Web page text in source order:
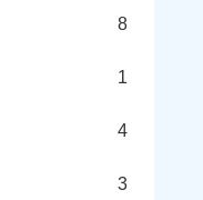
8
1
4
3